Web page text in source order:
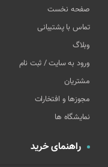
صفحه نخست
تماس با پشتیبانی
وبلاگ
ورود به سایت / ثبت نام
مشتریان
مجوزها و افتخارات
نمایشگاه ها
راهنمای خرید